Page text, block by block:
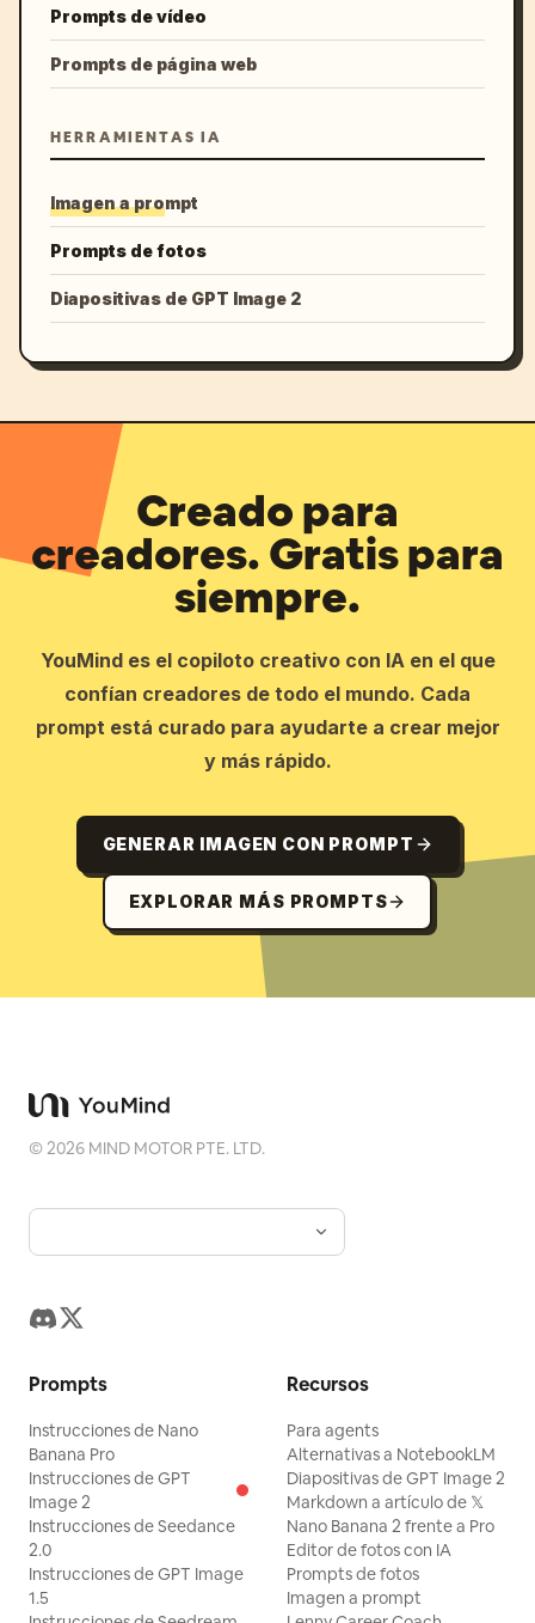
Prompts de vídeo
Prompts de página web
HERRAMIENTAS IA
Imagen a prompt
Prompts de fotos
Diapositivas de GPT Image 2
Creado para
creadores. Gratis para
siempre.
YouMind es el copiloto creativo con IA en el que
confían creadores de todo el mundo. Cada
prompt está curado para ayudarte a crear mejor
y más rápido.
GENERAR IMAGEN CON PROMPT
EXPLORAR MÁS PROMPTS
©2026 MIND MOTOR PTE. LTD.
Prompts
Instrucciones de Nano
Banana Pro
Instrucciones de GPT
Image 2
Instrucciones de Seedance
2.0
Instrucciones de GPT Image
1.5
Recursos
Para agents
Alternativas a NotebookLM
Diapositivas de GPT Image 2
Markdown a artículo de 𝕏
Nano Banana 2 frente a Pro
Editor de fotos con IA
Prompts de fotos
Imagen a prompt